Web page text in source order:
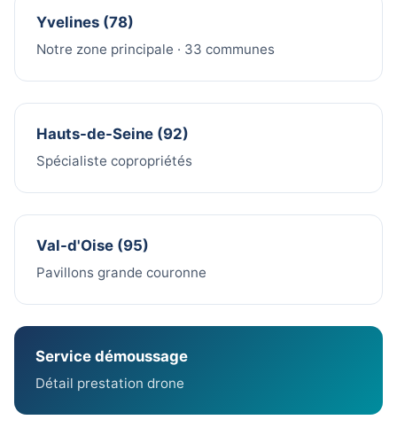
Yvelines (78)
Notre zone principale · 33 communes
Hauts-de-Seine (92)
Spécialiste copropriétés
Val-d'Oise (95)
Pavillons grande couronne
Service démoussage
Détail prestation drone